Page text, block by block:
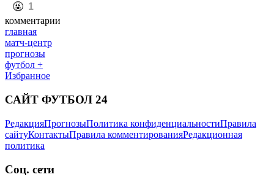
️🤬 1
комментарии
главная
матч-центр
прогнозы
футбол +
Избранное
САЙТ ФУТБОЛ 24
РедакцияПрогнозыПолитика конфиденциальностиПравила
сайтуКонтактыПравила комментированияРедакционная
политика
Соц. сети